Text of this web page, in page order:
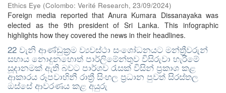
Ethics Eye (Colombo: Verité Research, 23/09/2024)
Foreign media reported that Anura Kumara Dissanayaka was
elected as the 9th president of Sri Lanka. This infographic
highlights how they covered the news in their headlines.
22 වැනි ආණ්ඩුක්‍රම ව්‍යවස්ථා සංශෝධනයට මන්ත්‍රීවරුන්
සහාය නොදුනහොත් පාර්ලිමේන්තුව විසිරුවා හැරීමේ
සූදානමක් ඇති බවට පාර්ශව රැසක් විසින් ප්‍රකාශ කළ
ආකාරය රූපවාහිනී රාත්‍රී සිංහල ප්‍රධාන පුවත් සිරස්තල
ඔස්සේ ආවරණය කළ අයුරු